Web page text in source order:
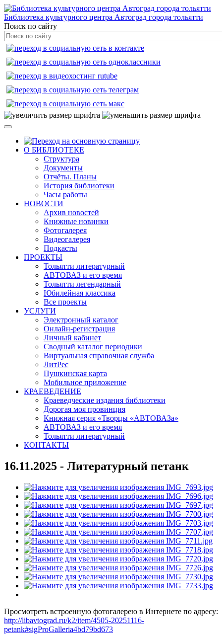
Библиотека культурного центра Автоград города тольятти
Поиск по сайту
О БИБЛИОТЕКЕ
Структура
Документы
Отчёты. Планы
История библиотеки
Часы работы
НОВОСТИ
Архив новостей
Книжные новинки
Фотогалерея
Видеогалерея
Подкасты
ПРОЕКТЫ
Тольятти литературный
АВТОВАЗ и его время
Тольятти легендарный
Юбилейная классика
Все проекты
УСЛУГИ
Электронный каталог
Онлайн-регистрация
Личный кабинет
Сводный каталог периодики
Виртуальная справочная служба
ЛитРес
Пушкинская карта
Мобильное приложение
КРАЕВЕДЕНИЕ
Краеведческие издания библиотеки
Дорогая моя провинция
Книжная серия «Творцы «АВТОВАЗа»
АВТОВАЗ и его время
Тольятти литературный
КОНТАКТЫ
16.11.2025 - Литературный петанк
Просмотреть встроенную фотогалерею в Интернете по адресу:
http://libavtograd.ru/k2/item/4505-20251116-
petank#sigProGalleria4bd79bd673